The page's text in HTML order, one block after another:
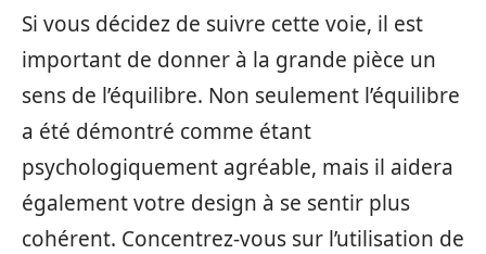
Si vous décidez de suivre cette voie, il est
important de donner à la grande pièce un
sens de l’équilibre. Non seulement l’équilibre
a été démontré comme étant
psychologiquement agréable, mais il aidera
également votre design à se sentir plus
cohérent. Concentrez-vous sur l’utilisation de